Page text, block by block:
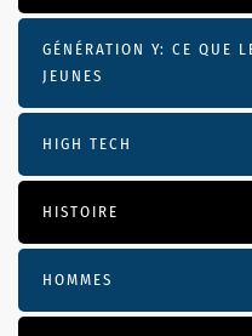
GÉNÉRATION Y: CE QUE
JEUNES
HIGH TECH
HISTOIRE
HOMMES